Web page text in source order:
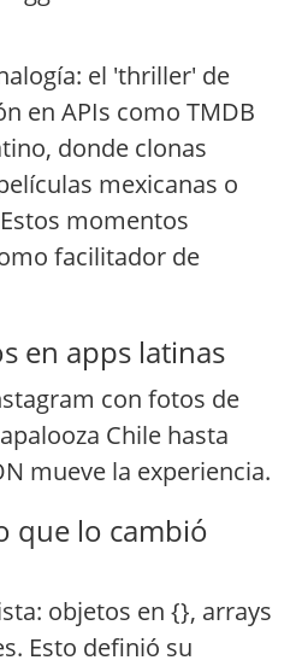
el 'thriller' de
en APIs como TMDB
donde clonas
mexicanas o
momentos
facilitador de
en apps latinas
con fotos de
Chile hasta
mueve la experiencia.
que lo cambió
objetos en {}, arrays
Esto definió su